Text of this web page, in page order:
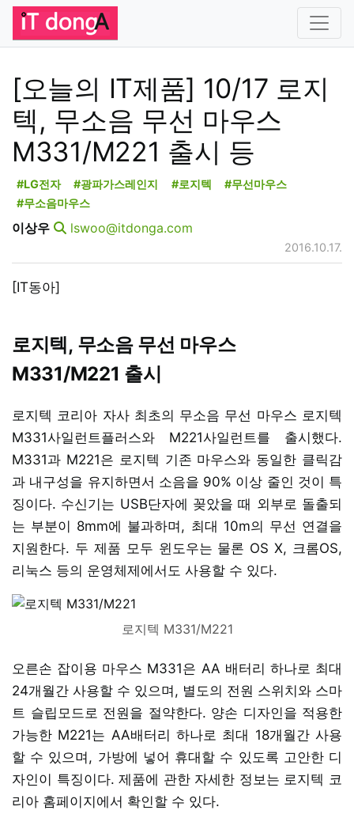
[오늘의 IT제품] 10/17 로지
텍, 무소음 무선 마우스
M331/M221 출시 등
#LG전자 #광파가스레인지 #로지텍
#무선마우스
#무소음마우스
이상우 lswoo@itdonga.com
2016.10.17.
[IT동아]
로지텍, 무소음 무선 마우스
M331/M221 출시
로지텍 코리아 자사 최초의 무소음 무선 마우스 로지텍
M331사일런트플러스와 M221사일런트를 출시했다.
M331과 M221은 로지텍 기존 마우스와 동일한 클릭감
과 내구성을 유지하면서 소음을 90% 이상 줄인 것이 특
징이다. 수신기는 USB단자에 꽂았을 때 외부로 돌출되
는 부분이 8mm에 불과하며, 최대 10m의 무선 연결을
지원한다. 두 제품 모두 윈도우는 물론 OS X, 크롬OS,
리눅스 등의 운영체제에서도 사용할 수 있다.
로지텍 M331/M221
오른손 잡이용 마우스 M331은 AA 배터리 하나로 최대
24개월간 사용할 수 있으며, 별도의 전원 스위치와 스마
트 슬립모드로 전원을 절약한다. 양손 디자인을 적용한
가능한 M221는 AA배터리 하나로 최대 18개월간 사용
할 수 있으며, 가방에 넣어 휴대할 수 있도록 고안한 디
자인이 특징이다. 제품에 관한 자세한 정보는 로지텍 코
리아 홈페이지에서 확인할 수 있다.